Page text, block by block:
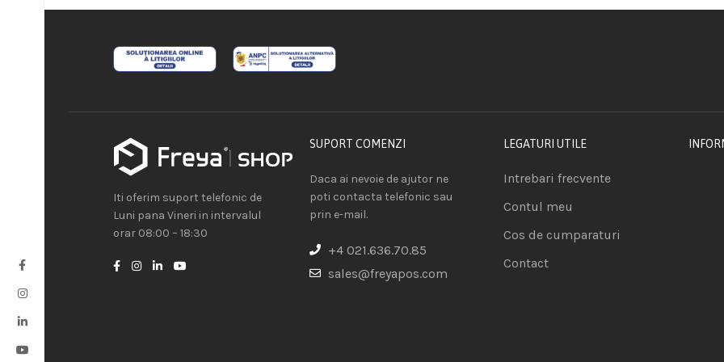
Iti oferim suport telefonic de
Luni pana Vineri in intervalul
orar 08:00 – 18:30
SUPORT COMENZI
Daca ai nevoie de ajutor ne
poti contacta telefonic sau
prin e-mail.
+4 021.636.70.85
sales@freyapos.com
LEGATURI UTILE
Intrebari frecvente
Contul meu
Cos de cumparaturi
Contact